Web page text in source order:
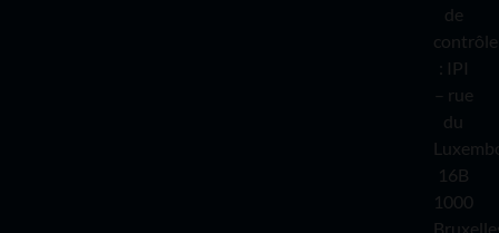
de
contrôle
: IPI
– rue
du
16B
1000